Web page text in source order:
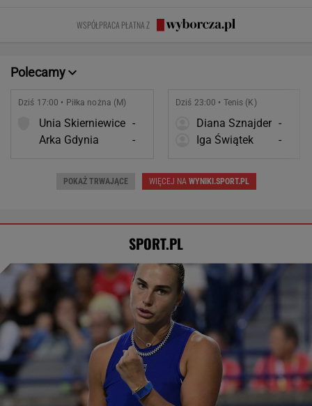
fajnym mężem i
ojcem
WSPÓŁPRACA PŁATNA Z
Polecamy
Dziś 17:00 • Piłka nożna (M)
Unia Skierniewice -
Arka Gdynia
-
Dziś 23:00 • Tenis (K)
Diana Sznajder -
Iga Świątek
-
POKAŻ TRWAJĄCE WIĘCEJ NAWYNIKI.SPORT.PL
SPORT.PL